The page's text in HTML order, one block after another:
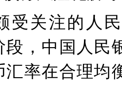
关注的人民
段，中国人民
汇率在合理均